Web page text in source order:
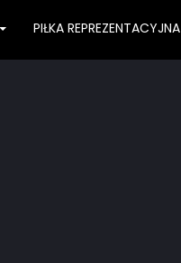
PIŁKA REPREZENTACYJNA